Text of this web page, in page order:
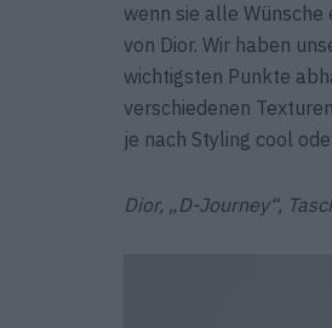
wenn sie alle
von Dior. Wir haben
wichtigsten Punkte
verschiedenen
je nach Styling cool
Dior, „D-Journey“,